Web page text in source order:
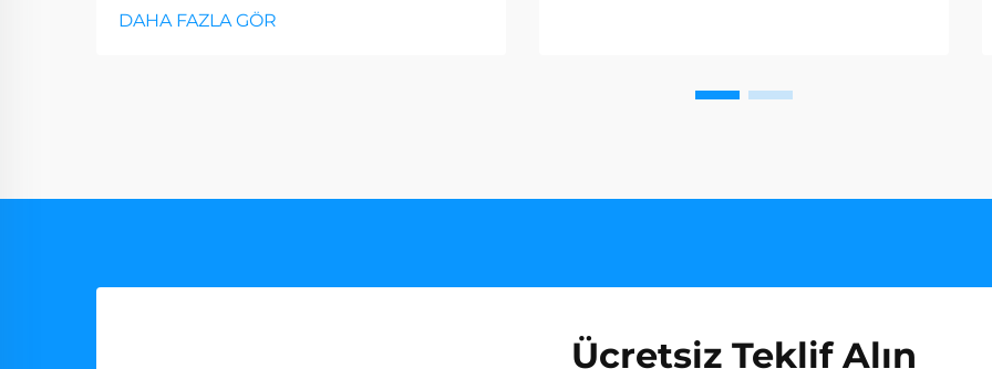
DAHA FAZLA GÖR
Ücretsiz Teklif Alın